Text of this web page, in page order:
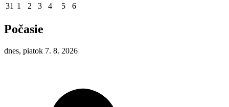
31 1 2 3 4 5 6
Počasie
dnes, piatok 7. 8. 2026